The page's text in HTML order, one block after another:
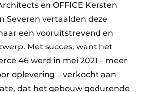
en OFFICE Kersten
Severen vertaalden deze
een vooruitstrevend en
Met succes, want het
46 werd in mei 2021 – meer
oplevering – verkocht aan
dat het gebouw gedurende